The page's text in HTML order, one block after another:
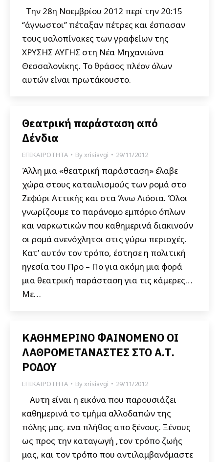
Την 28η Νοεμβρίου 2012 περί την 20:15
‘’άγνωστοι’’ πέταξαν πέτρες και έσπασαν
τους υαλοπίνακες των γραφείων της
ΧΡΥΣΗΣ ΑΥΓΗΣ στη Νέα Μηχανιώνα
Θεσσαλονίκης. Το θράσος πλέον όλων
αυτών είναι πρωτάκουστο.
Θεατρική παράσταση από
Δένδια
ΕΠΙΚΑΙΡΟΤΗΤΑ Byxrisiavgi 29/11/2012
Άλλη μια «θεατρική παράσταση» έλαβε
χώρα στους καταυλισμούς των ρομά στο
Ζεφύρι Αττικής και στα Άνω Λιόσια. Όλοι
γνωρίζουμε το παράνομο εμπόριο όπλων
και ναρκωτικών που καθημερινά διακινούν
οι ρομά ανενόχλητοι στις γύρω περιοχές.
Κατ’ αυτόν τον τρόπο, έστησε η πολιτική
ηγεσία του Προ – Πο για ακόμη μια φορά
μια θεατρική παράσταση για τις κάμερες…
Με…
ΚΑΘΗΜΕΡΙΝΟ ΦΑΙΝΟΜΕΝΟ ΟΙ
ΛΑΘΡΟΜΕΤΑΝΑΣΤΕΣ ΣΤΟ Α.Τ.
ΡΟΔΟΥ
ΕΠΙΚΑΙΡΟΤΗΤΑ Byxrisiavgi 29/11/2012
Αυτη είναι η εικόνα που παρουσιάζει
καθημερινά το τμήμα αλλοδαπών της
πόλης μας. ενα πλήθος απο ξένους. Ξένους
ως προς την καταγωγή ,τον τρόπο ζωής
μας, και τον τρόπο που αντιλαμβανόμαστε